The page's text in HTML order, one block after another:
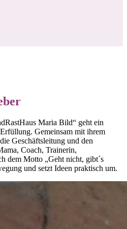
Maria Bild“ geht ein
Gemeinsam mit ihrem
Geschäftsleitung und den
Coach, Trainerin,
dem Motto „Geht nicht, gibt´s
und setzt Ideen praktisch um.